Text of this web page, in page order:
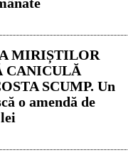
MIRIȘTILOR
CANICULĂ
SCUMP. Un
o amendă de